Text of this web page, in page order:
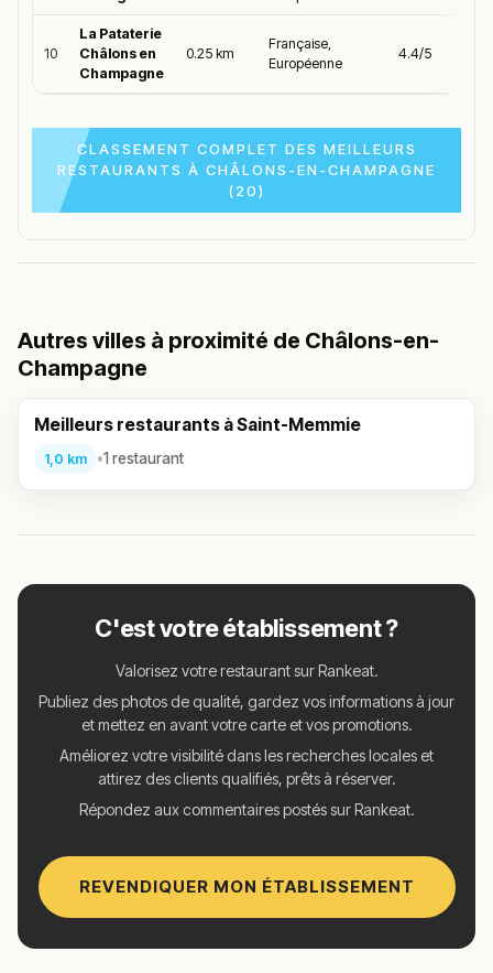
10
La Pataterie
Châlons en
Champagne
0.25 km
Française,
Européenne
4.4/5
CLASSEMENT COMPLET DES MEILLEURS
RESTAURANTS À CHÂLONS-EN-CHAMPAGNE
(20)
Autres villes à proximité de Châlons-en-
Champagne
Meilleurs restaurants à Saint-Memmie
1,0 km •1 restaurant
C'est votre établissement ?
Valorisez votre restaurant sur Rankeat.
Publiez des photos de qualité, gardez vos informations à jour
et mettez en avant votre carte et vos promotions.
Améliorez votre visibilité dans les recherches locales et
attirez des clients qualifiés, prêts à réserver.
Répondez aux commentaires postés sur Rankeat.
REVENDIQUER MON ÉTABLISSEMENT